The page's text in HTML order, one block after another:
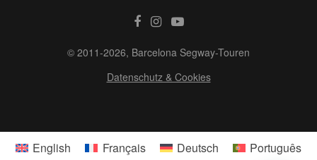
© 2011-2026, Barcelona Segway-Touren
Datenschutz & Cookies
English Français Deutsch Português